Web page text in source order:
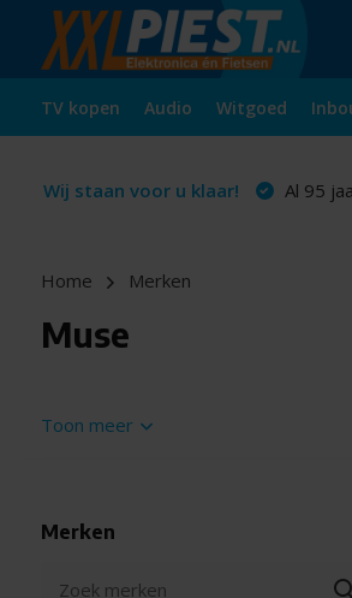
TV kopen Audio Witgoed
Wij staan voor u klaar! Al 95
Home Merken
Muse
Toon meer
Merken